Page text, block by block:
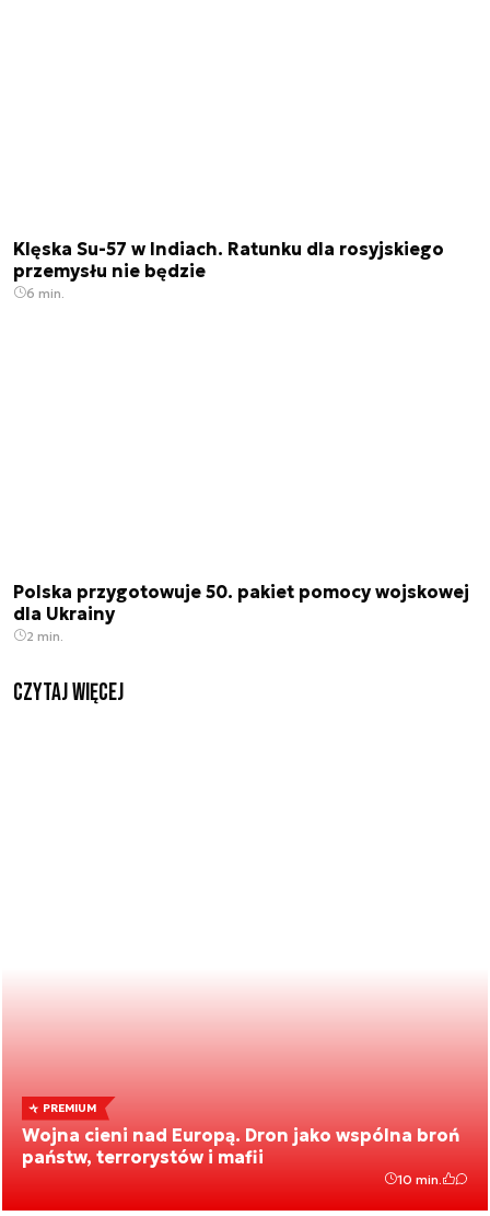
Klęska Su-57 w Indiach. Ratunku dla rosyjskiego
przemysłu nie będzie
6 min.
Polska przygotowuje 50. pakiet pomocy wojskowej
dla Ukrainy
2 min.
czytaj więcej
PREMIUM
Wojna cieni nad Europą. Dron jako wspólna broń
państw, terrorystów i mafii
10 min.